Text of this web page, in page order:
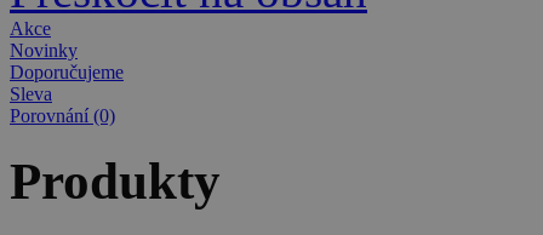
Akce
Novinky
Doporučujeme
Sleva
Porovnání (0)
Produkty